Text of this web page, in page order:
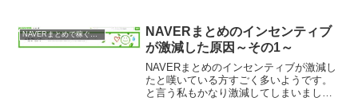
り、敬遠している人も多いようですが、
とい...
NAVERまとめで稼ぐ方法
NAVERまとめのインセンティブ
が激減した原因～その1～
NAVERまとめのインセンティブが激減し
たと嘆いている方すごく多いようです。
と言う私もかなり激減してしまいまし